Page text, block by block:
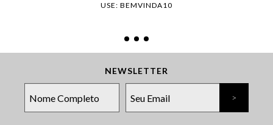
USE: BEMVINDA10
NEWSLETTER